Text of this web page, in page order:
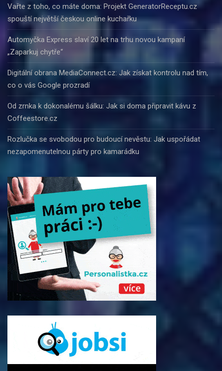
Vařte z toho, co máte doma: Projekt GeneratorReceptu.cz
spouští největší českou online kuchařku
Automyčka Express slaví 20 let na trhu novou kampaní
„Zaparkuj chytře“
Digitální obrana MediaConnect.cz: Jak získat kontrolu nad tím,
co o vás Google prozradí
Od zrnka k dokonalému šálku: Jak si doma připravit kávu z
Coffeestore.cz
Rozlučka se svobodou pro budoucí nevěstu: Jak uspořádat
nezapomenutelnou párty pro kamarádku